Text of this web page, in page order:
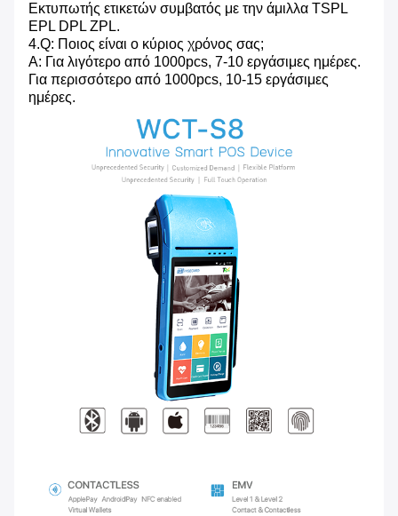
Εκτυπωτής ετικετών συμβατός με την άμιλλα TSPL
EPL DPL ZPL.
4.Q: Ποιος είναι ο κύριος χρόνος σας;
Α: Για λιγότερο από 1000pcs, 7-10 εργάσιμες ημέρες.
Για περισσότερο από 1000pcs, 10-15 εργάσιμες
ημέρες.